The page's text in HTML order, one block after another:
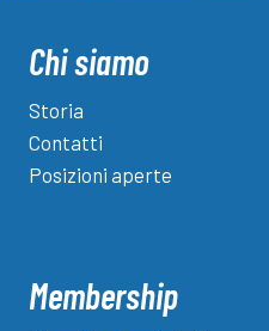
Chi siamo
Storia
Contatti
Posizioni aperte
Membership